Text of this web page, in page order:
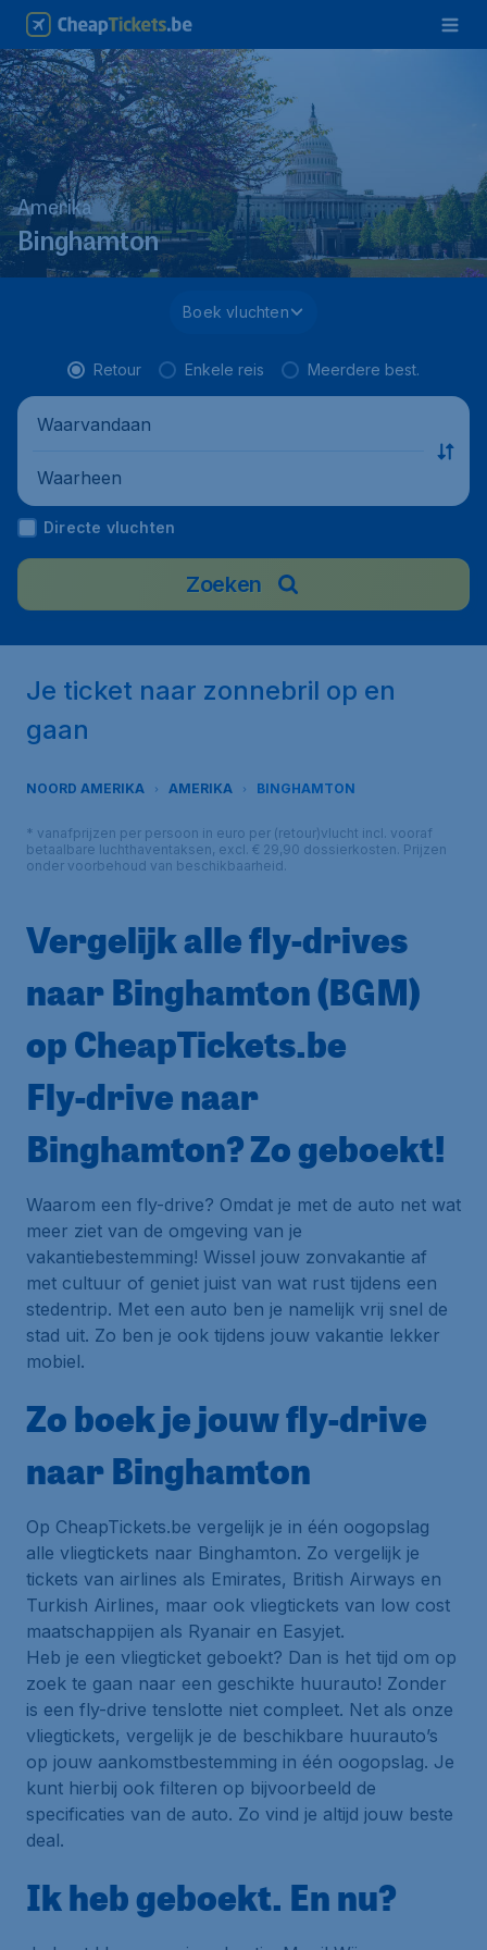
Amerika
Binghamton
Boek vluchten
Retour Enkele reis Meerdere best.
Waarvandaan
Waarheen
Directe vluchten
Zoeken
Je ticket naar zonnebril op en
gaan
NOORD AMERIKA AMERIKA BINGHAMTON
* vanafprijzen per persoon in euro per (retour)vlucht incl. vooraf
betaalbare luchthaventaksen, excl. € 29,90 dossierkosten. Prijzen
onder voorbehoud van beschikbaarheid.
Vergelijk alle fly-drives
naar Binghamton (BGM)
op CheapTickets.be
Fly-drive naar
Binghamton? Zo geboekt!
Waarom een fly-drive? Omdat je met de auto net wat
meer ziet van de omgeving van je
vakantiebestemming! Wissel jouw zonvakantie af
met cultuur of geniet juist van wat rust tijdens een
stedentrip. Met een auto ben je namelijk vrij snel de
stad uit. Zo ben je ook tijdens jouw vakantie lekker
mobiel.
Zo boek je jouw fly-drive
naar Binghamton
Op CheapTickets.be vergelijk je in één oogopslag
alle vliegtickets naar Binghamton. Zo vergelijk je
tickets van airlines als Emirates, British Airways en
Turkish Airlines, maar ook vliegtickets van low cost
maatschappijen als Ryanair en Easyjet.
Heb je een vliegticket geboekt? Dan is het tijd om op
zoek te gaan naar een geschikte huurauto! Zonder
is een fly-drive tenslotte niet compleet. Net als onze
vliegtickets, vergelijk je de beschikbare huurauto’s
op jouw aankomstbestemming in één oogopslag. Je
kunt hierbij ook filteren op bijvoorbeeld de
specificaties van de auto. Zo vind je altijd jouw beste
deal.
Ik heb geboekt. En nu?